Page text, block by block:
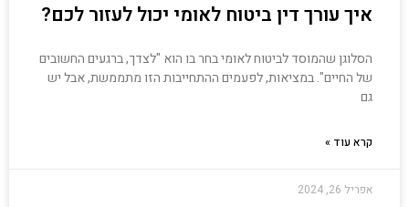
איך עורך דין ביטוח לאומי יכול לעזור לכם?
הסלוגן שהמוסד לביטוח לאומי בחר בו הוא "לצדך, ברגעים החשובים
של החיים". במציאות, לפעמים ההתחייבות הזו מתממשת, אבל יש
גם
קרא עוד »
אפריל 26, 2024